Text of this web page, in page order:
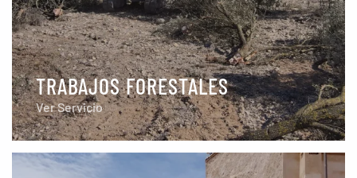
TRABAJOS FORESTALES
Ver Servicio